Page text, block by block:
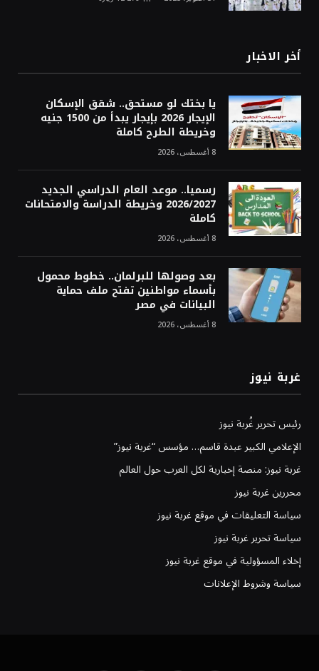
أخر الاخبار
يا بختك لو مستحق.. شقق الإسكان
الإيجار 2026 بإيجار يبدأ من 1500 جنيه
وخريطة الطرح كاملة
8 أغسطس، 2026
رسميا.. موعد العام الدراسي الجديد
2026/2027 وخريطة الدراسة والامتحانات
كاملة
8 أغسطس، 2026
بعد وصولها للبرلمان.. خطوط محمول
بأسماء مواطنين تفتح ملف حماية
البيانات في مصر
8 أغسطس، 2026
غربة نيوز
رئيس تحرير غُربة نيوز
الإعلامي الكبير عبدة قاسم… مؤسس “غربة نيوز”
غربة نيوز: منصة إخبارية لكل العرب حول العالم
محررين غربة نيوز
سياسة التعليقات في موقع غربة نيوز
سياسة تحرير غربة نيوز
إخلاء المسؤولية في موقع غربة نيوز
سياسة وشروط الإعلانات